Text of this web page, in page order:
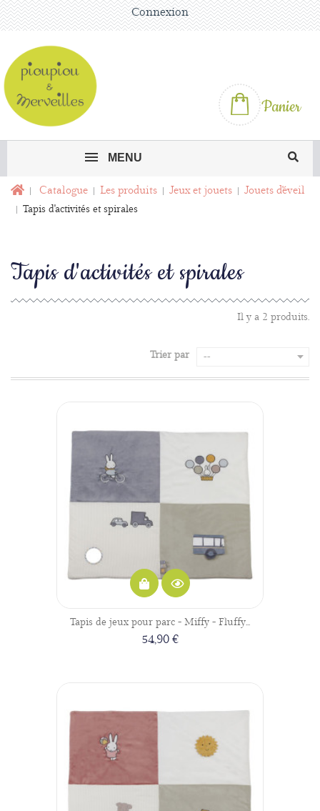
Connexion
Panier
MENU
Catalogue Les produits Jeux et jouets Jouets d'éveil
Tapis d'activités et spirales
Tapis d'activités et spirales
Il y a 2 produits.
Trier par --
Tapis de jeux pour parc - Miffy - Fluffy...
54,90 €